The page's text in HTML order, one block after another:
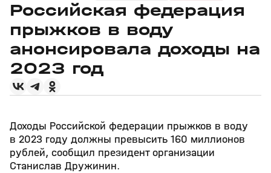
Российская федерация
прыжков в воду
анонсировала доходы на
2023 год
Доходы Российской федерации прыжков в воду
в 2023 году должны превысить 160 миллионов
рублей, сообщил президент организации
Станислав Дружинин.